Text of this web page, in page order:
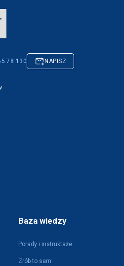
Baza wiedzy
Porady i instruktaże
Zrób to sam
78 130 NAPISZ